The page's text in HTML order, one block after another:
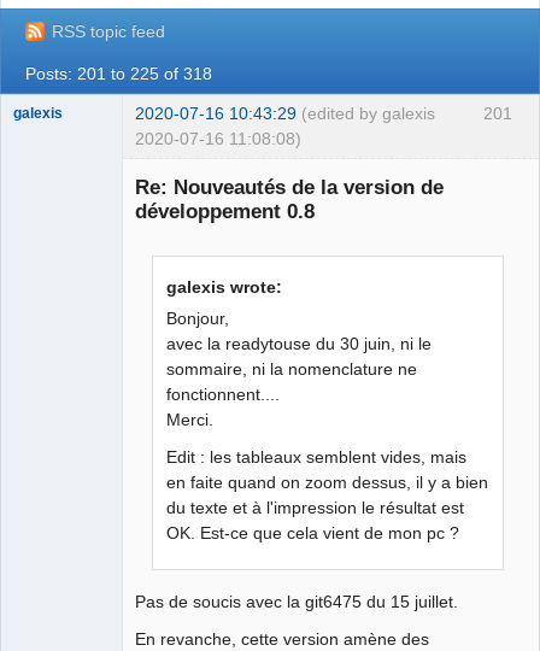
Wiki
BugTracker
Videos
Manual 0.9
Manual 0.8_cs
Google_Search
RSS topic feed
Posts: 201 to 225 of 318
201
galexis 2020-07-16 10:43:29 (edited by galexis
2020-07-16 11:08:08)
Re: Nouveautés de la version de
développement 0.8
galexis wrote:
Bonjour,
avec la readytouse du 30 juin, ni le
sommaire, ni la nomenclature ne
fonctionnent....
Merci.
Edit : les tableaux semblent vides, mais
en faite quand on zoom dessus, il y a bien
du texte et à l'impression le résultat est
OK. Est-ce que cela vient de mon pc ?
Pas de soucis avec la git6475 du 15 juillet.
En revanche, cette version amène des